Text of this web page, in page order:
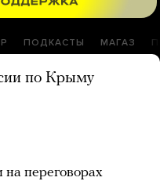
ПОДКАСТЫ МАГАЗ
по Крыму
на переговорах